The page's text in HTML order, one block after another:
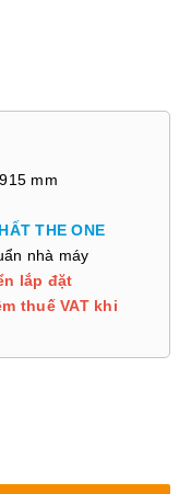
mm
THE ONE
nhà máy
lắp đặt
thuế VAT khi